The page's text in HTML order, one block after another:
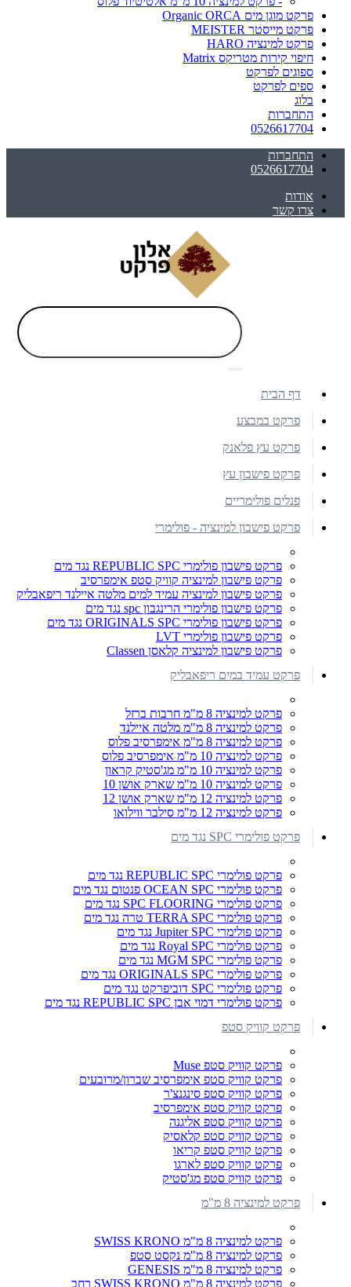
פרקט מוגן מים Organic ORCA
פרקט מייסטר MEISTER
פרקט למינציה HARO
חיפוי קירות מטריקס Matrix
ספוגים לפרקט
ספים לפרקט
בלוג
התחברות
0526617704
התחברות
0526617704
אודות
צרו קשר
דף הבית
פרקט במבצע
פרקט עץ פלאנק
פרקט פישבון עץ
פנלים פולימריים
פרקט פישבון למינציה - פולימרי
פרקט פישבון פולימרי REPUBLIC SPC נגד מים
פרקט פישבון למינציה קוויק סטפ אימפרסיב
פרקט פישבון למינציה עמיד למים מלטה איילנד ריפאבליק
פרקט פישבון פולימרי הרינגבון spc נגד מים
פרקט פישבון פולימרי ORIGINALS SPC נגד מים
פרקט פישבון פולימרי LVT
פרקט פישבון למינציה קלאסן Classen
פרקט עמיד במים ריפאבליק
פרקט למינציה 8 מ"מ חרבות ברזל
פרקט למינציה 8 מ"מ מלטה איילנד
פרקט למינציה 8 מ"מ אימפרסיב פלוס
פרקט למינציה 10 מ"מ אימפרסיב פלוס
פרקט למינציה 10 מ"מ מג'סטיק קראון
פרקט למינציה 10 מ"מ שארק אושן 10
פרקט למינציה 12 מ"מ שארק אושן 12
פרקט למינציה 12 מ"מ סילבר ווילואו
פרקט פולימרי SPC נגד מים
פרקט פולימרי REPUBLIC SPC נגד מים
פרקט פולימרי OCEAN SPC פנטום נגד מים
פרקט פולימרי SPC FLOORING נגד מים
פרקט פולימרי TERRA SPC טרה נגד מים
פרקט פולימרי Jupiter SPC נגד מים
פרקט פולימרי Royal SPC נגד מים
פרקט פולימרי MGM SPC נגד מים
פרקט פולימרי ORIGINALS SPC נגד מים
פרקט פולימרי SPC דוביפרקט נגד מים
פרקט פולימרי דמוי אבן REPUBLIC SPC נגד מים
פרקט קוויק סטפ
פרקט קוויק סטפ Muse
פרקט קוויק סטפ אימפרסיב שברון/מרובעים
פרקט קוויק סטפ סינגנצ'ר
פרקט קוויק סטפ אימפרסיב
פרקט קוויק סטפ אליגנה
פרקט קוויק סטפ קלאסיק
פרקט קוויק סטפ קריאו
פרקט קוויק סטפ לארגו
פרקט קוויק סטפ מג'סטיק
פרקט למינציה 8 מ"מ
פרקט למינציה 8 מ"מ SWISS KRONO
פרקט למינציה 8 מ"מ נקסט סטפ
פרקט למינציה 8 מ"מ GENESIS
פרקט למינציה 8 מ"מ SWISS KRONO רחב